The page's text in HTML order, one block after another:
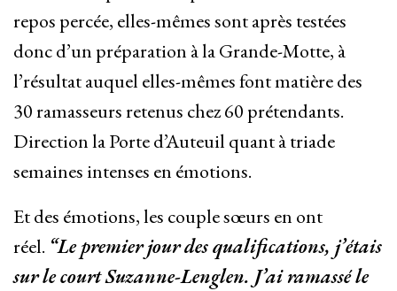
repos percée, elles-mêmes sont après testées
donc d’un préparation à la Grande-Motte, à
l’résultat auquel elles-mêmes font matière des
30 ramasseurs retenus chez 60 prétendants.
Direction la Porte d’Auteuil quant à triade
semaines intenses en émotions.
Et des émotions, les couple sœurs en ont
réel. “Le premier jour des qualifications, j’étais
sur le court Suzanne-Lenglen. J’ai ramassé le